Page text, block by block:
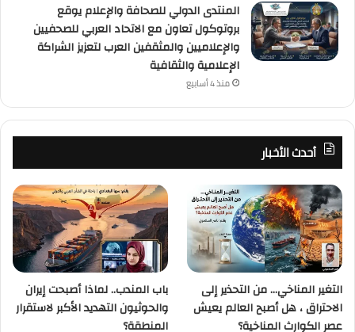
المنتدى الدولي للصحافة والإعلام يوقع
بروتوكول تعاون مع الاتحاد العربي للصحفيين
والإعلاميين والمثقفين العرب لتعزيز الشراكة
الإعلامية والثقافية
منذ 4 أسابيع
أحدث الأخبار
التغير المناخي… من التحذير إلى
الاحتراق ، هل أصبح العالم يعيش
عصر الكوارث المناخية؟
باب المندب.. لماذا أصبحت إيران
والحوثيون التهديد الأكبر لاستقرار
المنطقة؟